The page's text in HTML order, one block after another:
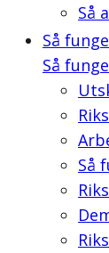
Så
Så
Så
Så